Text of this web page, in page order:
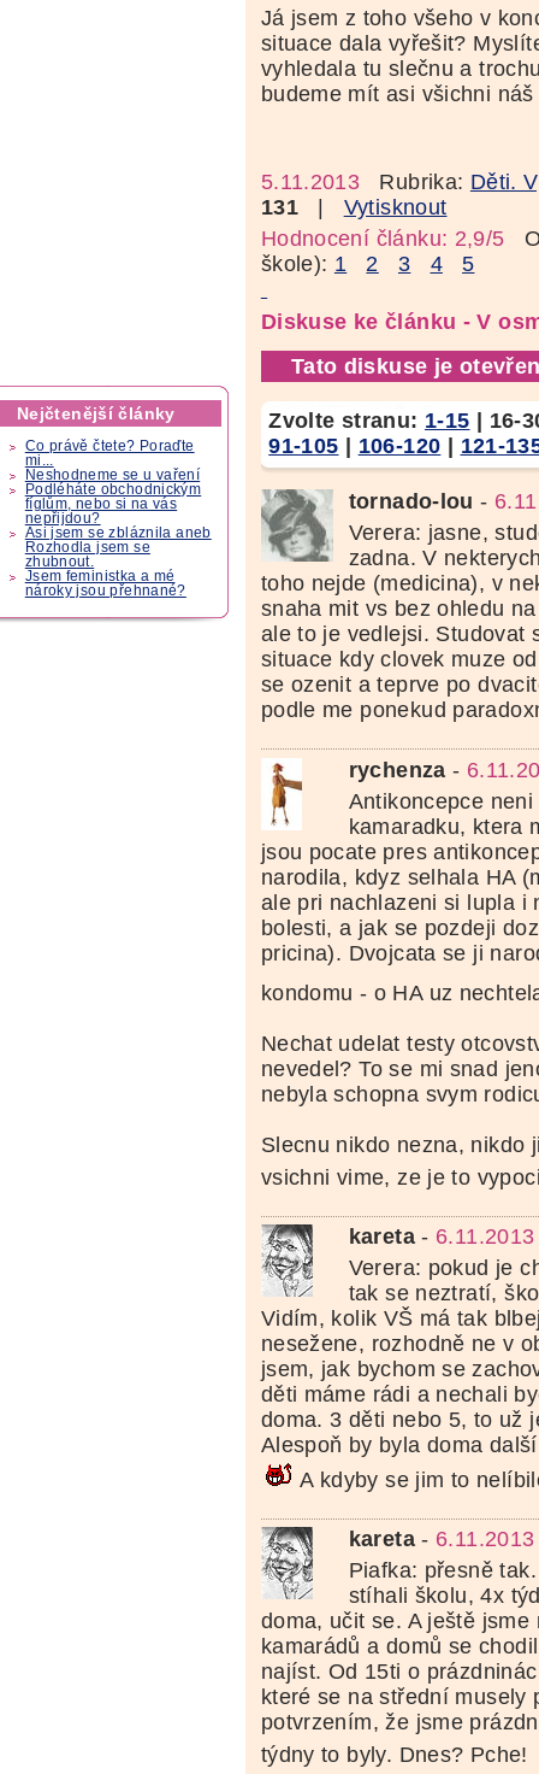
Nejčtenější články
Co právě čtete? Poraďte
mi...
Neshodneme se u vaření
Podléháte obchodnickým
fíglům, nebo si na vás
nepřijdou?
Asi jsem se zbláznila aneb
Rozhodla jsem se
zhubnout.
Jsem feministka a mé
nároky jsou přehnané?
Já jsem z toho všeho v
situace dala vyřešit?
vyhledala tu slečnu a
budeme mít asi všichni
5.11.2013 Rubrika: Děti.
131| Vytisknout
Hodnocení článku: 2,9/5
škole): 1 2 3 4 5
Diskuse ke článku - V
Tato diskuse je
Zvolte stranu: 1-15 | 16-
91-105 | 106-120 | 121-
tornado-lou -
Verera: jasne,
zadna. V
toho nejde (medicina), v
snaha mit vs bez ohledu
ale to je vedlejsi. Studovat
situace kdy clovek muze
se ozenit a teprve po
podle me ponekud
rychenza -
Antikoncepce
kamaradku, ktera
jsou pocate pres
narodila, kdyz selhala HA
ale pri nachlazeni si lupla i
bolesti, a jak se pozdeji
pricina). Dvojcata se ji
kondomu - o HA uz
Nechat udelat testy
nevedel? To se mi snad
nebyla schopna svym
Slecnu nikdo nezna, nikdo
vsichni vime, ze je to
kareta-
Verera: pokud je
tak se neztratí,
Vidím, kolik VŠ má tak
nesežene, rozhodně ne v
jsem, jak bychom se
děti máme rádi a nechali
doma. 3 děti nebo 5, to už
Alespoň by byla doma
A kdyby se jim to
kareta-
Piafka: přesně
stíhali školu, 4x
doma, učit se. A ještě jsme
kamarádů a domů se
najíst. Od 15ti o
které se na střední musely
potvrzením, že jsme
týdny to byly. Dnes? Pche!